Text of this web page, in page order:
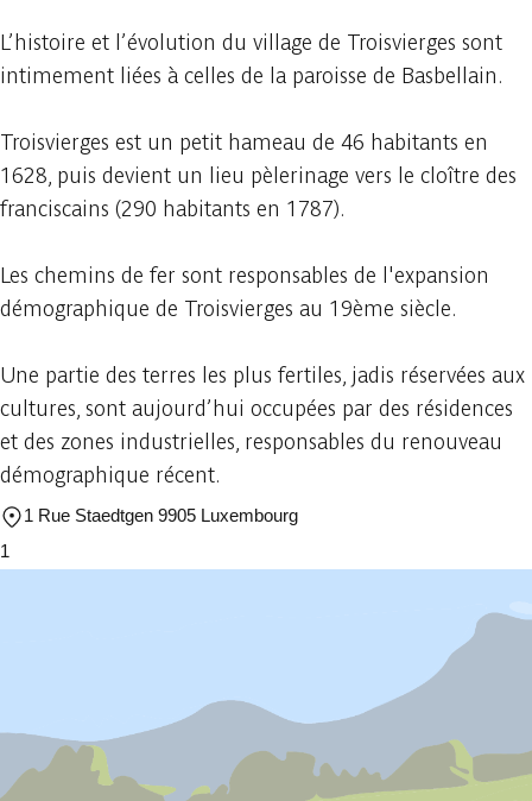
L’histoire et l’évolution du village de Troisvierges sont
intimement liées à celles de la paroisse de Basbellain.
Troisvierges est un petit hameau de 46 habitants en
1628, puis devient un lieu pèlerinage vers le cloître des
franciscains (290 habitants en 1787).
Les chemins de fer sont responsables de l'expansion
démographique de Troisvierges au 19ème siècle.
Une partie des terres les plus fertiles, jadis réservées aux
cultures, sont aujourd’hui occupées par des résidences
et des zones industrielles, responsables du renouveau
démographique récent.
1 Rue Staedtgen 9905 Luxembourg
1